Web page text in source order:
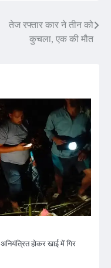
तेज रफ्तार कार ने तीन को
कुचला, एक की मौत
होकर खाई में गिर